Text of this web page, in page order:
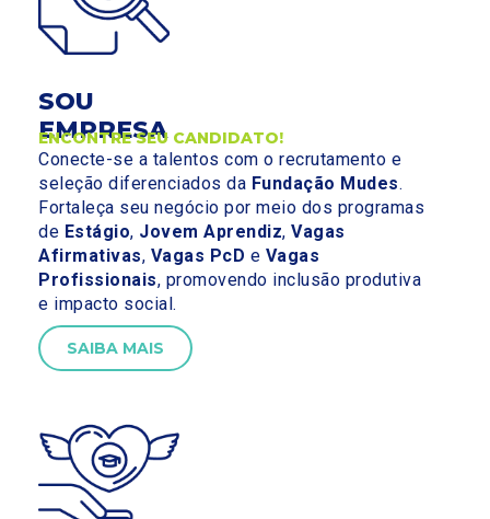
SOU
EMPRESA
ENCONTRE SEU CANDIDATO!
Conecte-se a talentos com o recrutamento e
seleção diferenciados da Fundação Mudes.
Fortaleça seu negócio por meio dos programas
de Estágio, Jovem Aprendiz, Vagas
Afirmativas, Vagas PcD e Vagas
Profissionais, promovendo inclusão produtiva
e impacto social.
SAIBA MAIS